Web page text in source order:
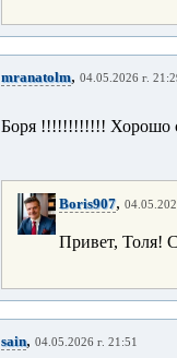
mranatolm, 04.05.2026 г.
Боря !!!!!!!!!!!! Хорошо
Boris907,
Привет, Толя!
sain, 04.05.2026 г. 21:51